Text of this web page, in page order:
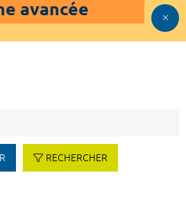
avancée
RECHERCHER